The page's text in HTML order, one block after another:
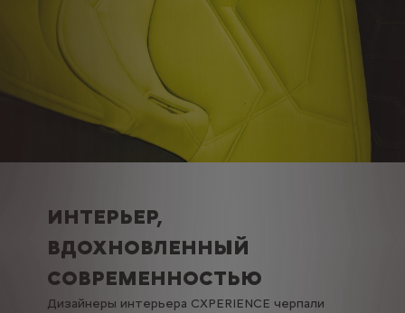
ИНТЕРЬЕР,
ВДОХНОВЛЕННЫЙ
СОВРЕМЕННОСТЬЮ
Дизайнеры интерьера CXPERIENCE черпали